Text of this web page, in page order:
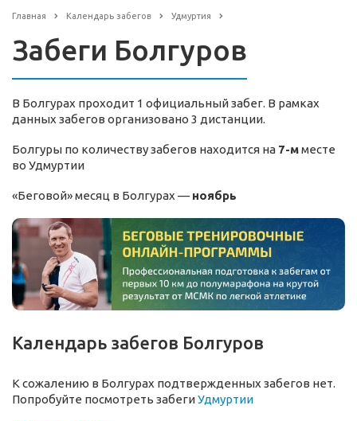
Главная Календарь забегов Удмуртия
Забеги Болгуров
В Болгурах проходит 1 официальный забег. В рамках
данных забегов организовано 3 дистанции.
Болгуры по количеству забегов находится на 7-мместе
во Удмуртии
«Беговой» месяц в Болгурах — ноябрь
Календарь забегов Болгуров
К сожалению в Болгурах подтвержденных забегов нет.
Попробуйте посмотреть забегиУдмуртии